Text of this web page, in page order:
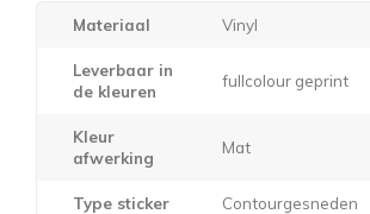
Materiaal Vinyl
Leverbaar in
de kleuren
fullcolour geprint
Kleur
afwerking
Mat
Type sticker Contourgesneden